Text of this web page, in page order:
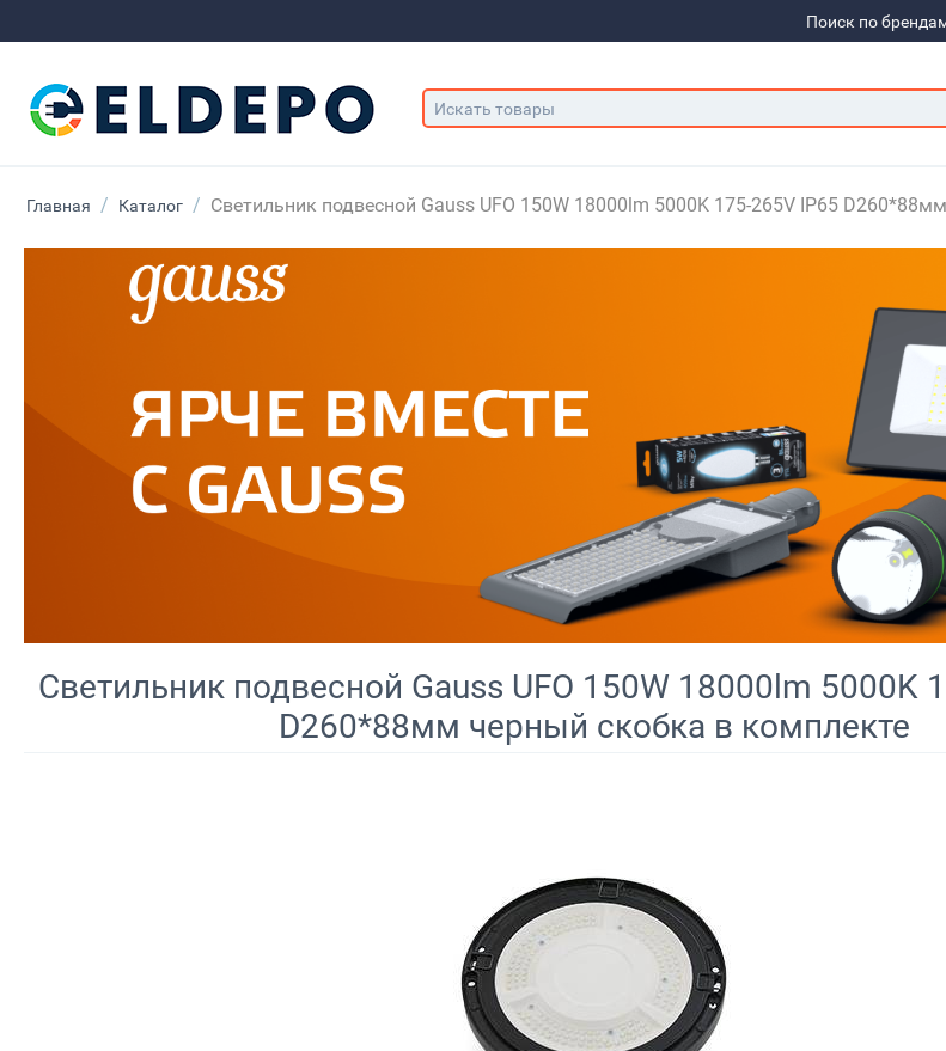
Поиск по
Главная / Каталог / Светильник подвесной Gauss UFO 150W 18000lm 5000K 175-265V IP65
Светильник подвесной Gauss UFO 150W 18000lm 5000K
D260*88мм черный скобка в комплекте